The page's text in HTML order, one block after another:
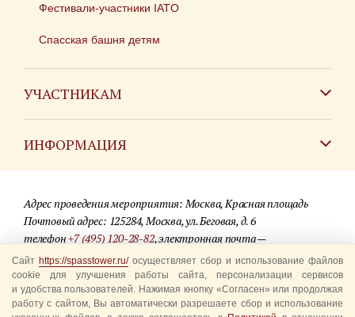
Фестивали-участники IATO
Спасская башня детям
УЧАСТНИКАМ
ИНФОРМАЦИЯ
Для СМИ
Где купить билеты
Акции
Вопрос-ответ
Адрес проведения мероприятия: Москва, Красная площадь
Почтовый адрес: 125284, Москва, ул. Беговая, д. 6
телефон+7 (495) 120-28-82, электронная почта —
info@spasstower.ru
© 2009-2025 Официальный сайт фестиваля «Спасская башня»
Разработка сайта —студия «Сибирикс»
Сайт https://spasstower.ru/осуществляет сбор и использование файлов
cookie для улучшения работы сайта, персонализации сервисов
и удобства пользователей. Нажимая кнопку «Согласен» или продолжая
работу с сайтом, Вы автоматически разрешаете сбор и использование